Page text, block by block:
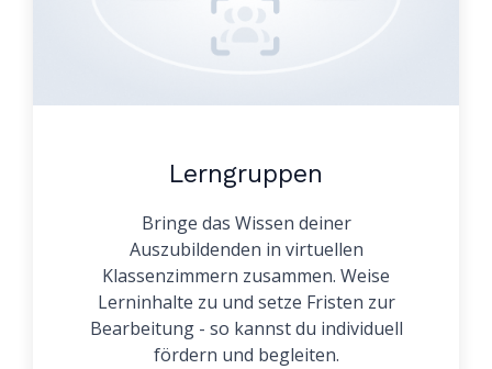
Lerngruppen
Bringe das Wissen deiner
Auszubildenden in virtuellen
Klassenzimmern zusammen. Weise
Lerninhalte zu und setze Fristen zur
Bearbeitung - so kannst du individuell
fördern und begleiten.